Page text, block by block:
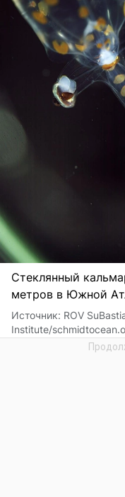
Стеклянный
метров в Южной
Источник: ROV
Institute/